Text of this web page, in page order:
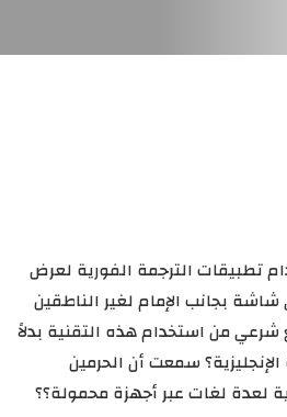
تطبيقات الترجمة الفورية لعرض
بجانب الإمام لغير الناطقين
شرعي من استخدام هذه التقنية بدلاً
سمعت أن الحرمين
لعدة لغات عبر أجهزة محمولة؟؟